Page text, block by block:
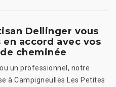
Dellinger vous
accord avec vos
cheminée
un professionnel, notre
à Campigneulles Les Petites